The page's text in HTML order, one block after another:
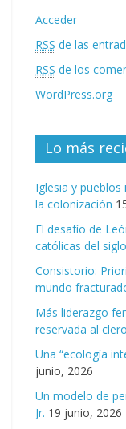
Acceder
RSS de las
RSS de los
WordPress.org
Lo más
Iglesia y
la colonización
El desafío de
católicas del
Consistorio:
mundo
Más liderazgo
reservada al clero
Una “ecología
junio, 2026
Un modelo de
Jr. 19 junio, 2026